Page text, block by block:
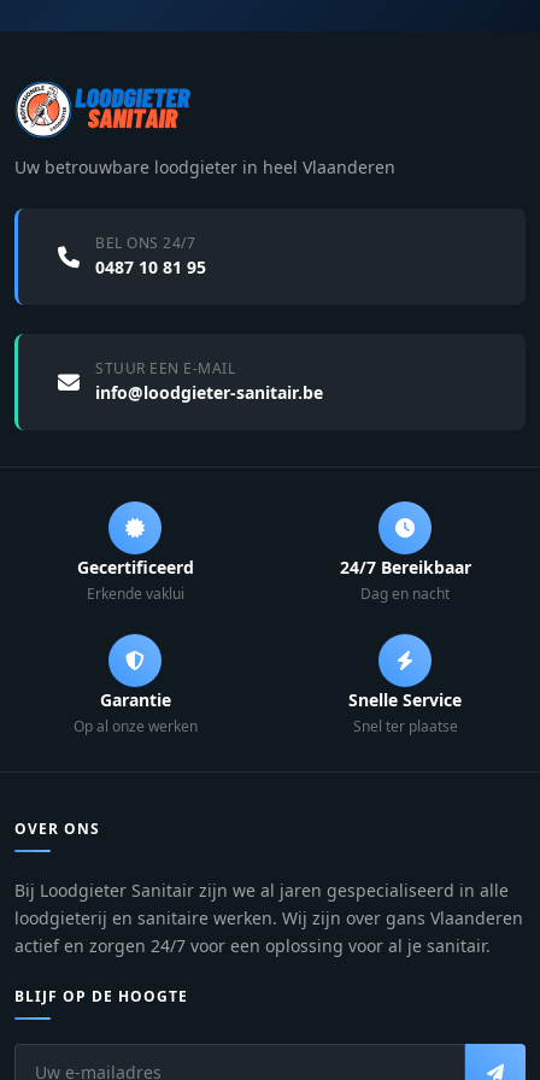
Uw betrouwbare loodgieter in heel Vlaanderen
BEL ONS 24/7
0487 10 81 95
STUUR EEN E-MAIL
info@loodgieter-sanitair.be
Gecertificeerd
Erkende vaklui
24/7 Bereikbaar
Dag en nacht
Garantie
Op al onze werken
Snelle Service
Snel ter plaatse
OVER ONS
Bij Loodgieter Sanitair zijn we al jaren gespecialiseerd in alle
loodgieterij en sanitaire werken. Wij zijn over gans Vlaanderen
actief en zorgen 24/7 voor een oplossing voor al je sanitair.
BLIJF OP DE HOOGTE